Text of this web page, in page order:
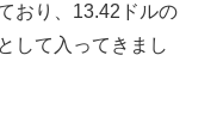
おり、13.42ドルの
して入ってきまし